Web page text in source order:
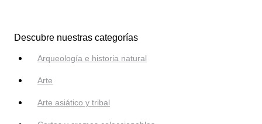
Descubre nuestras categorías
Arqueología e historia natural
Arte
Arte asiático y tribal